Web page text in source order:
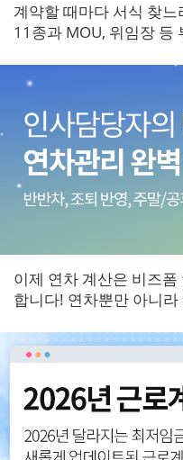
계약할 때마다 서식 찾
11종과 MOU, 위임장 등
이제 연차 계산은 비즈
합니다! 연차뿐만 아니